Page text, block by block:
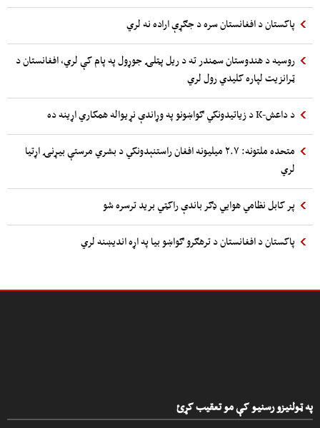
پاکستان د افغانستان سره د جګړې اراده نه لري
روسیه د هندوستان سمندر ته د ریل پټلۍ جوړول په پام کې لري، افغانستان د
ټرانزیت لپاره کلیدي رول لري
د داعش-K د زیاتیدونکي ګواښونو په وړاندې نړیواله همکاري اړینه ده
متحده ملتونه: ۲.۷ میلیونه افغان راستنېدونکي د بشري مرستې بیړنۍ اړتیا
لري
پر کابل نظامي هوایي ډګر باندې راکټي برید ترسره شو
پاکستان د افغانستان د ترهګرو ګواښو بیا په اړه اندیښنه لري
په ټولنیزو رسنیو کې مو تعقیب کړئ